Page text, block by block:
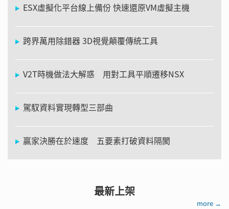
ESX虛擬化平台線上備份 快速還原VM虛擬主機
跨界萬用除錯器 3D視覺顛覆傳統工具
V2T時機做法大解惑 用對工具平順遷移NSX
駕馭資料實現轉型三部曲
贏家決勝在於速度 五要素打破資料隔閡
最新上架
more →